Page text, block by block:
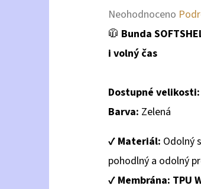
Průměrné
hodnocení
produktu
0,0
z
hvězdiček.
Neohodnoceno
🧥 Bunda
i volný čas
Dostupné velikosti:
Barva: Zelená
✔️ Materiál: Odolný
pohodlný a odolný
✔️ Membrána: TPU